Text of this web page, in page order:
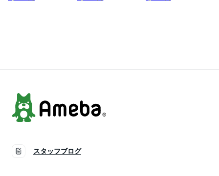
ット 4種5尾 プレゼ
ワタを除き、味も浸
無料 特大！26～30
スタッフブログ